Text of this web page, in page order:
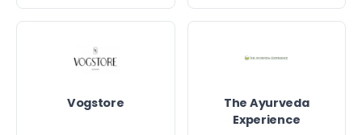
Vogstore
The Ayurveda
Experience